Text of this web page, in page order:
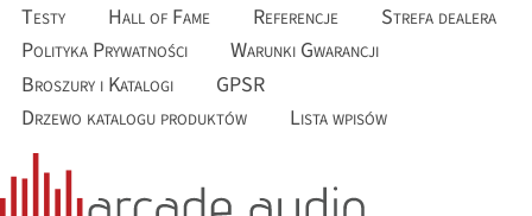
Testy
Hall of Fame Referencje
Strefa dealera
Polityka Prywatności
Warunki Gwarancji
Broszury i Katalogi
GPSR
Drzewo katalogu produktów
Lista wpisów